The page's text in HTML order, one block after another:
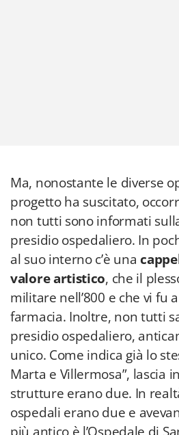
Ma, nonostante le diverse
progetto ha suscitato,
non tutti sono informati
presidio ospedaliero. In
al suo interno c’è una
valore artistico, che il
militare nell’800 e che vi fu
farmacia. Inoltre, non tutti
presidio ospedaliero,
unico. Come indica già lo
Marta e Villermosa”, lascia
strutture erano due. In
ospedali erano due e